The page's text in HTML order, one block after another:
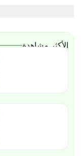
الأكثر مشاهدة